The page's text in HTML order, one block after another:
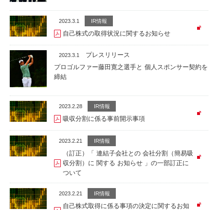
2023.3.1 IR情報
自己株式の取得状況に関するお知らせ
2023.3.1
プレスリリース
プロゴルファー藤田寛之選手と 個人スポンサー契約を
締結
2023.2.28 IR情報
吸収分割に係る事前開示事項
2023.2.21 IR情報
（訂正）「 連結子会社との 会社分割（簡易吸
収分割）に 関する お知らせ 」の一部訂正に
ついて
2023.2.21 IR情報
自己株式取得に係る事項の決定に関するお知